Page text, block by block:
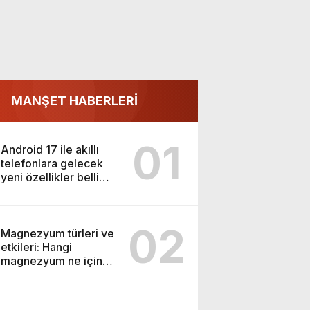
MANŞET HABERLERİ
Android 17 ile akıllı
telefonlara gelecek
yeni özellikler belli
01
Magnezyum türleri ve
etkileri: Hangi
magnezyum ne için
02